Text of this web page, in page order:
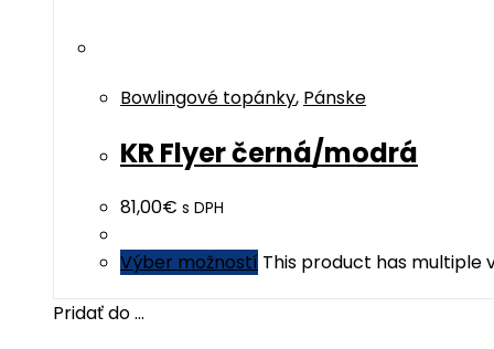
Bowlingové topánky, Pánske
KR Flyer černá/modrá
81,00€ s DPH
Výber možností This product has multiple
Pridať do ...